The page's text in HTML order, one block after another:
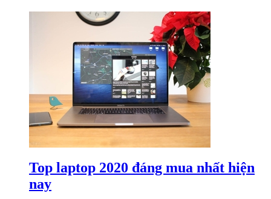
Top laptop 2020 đáng mua nhất hiện
nay